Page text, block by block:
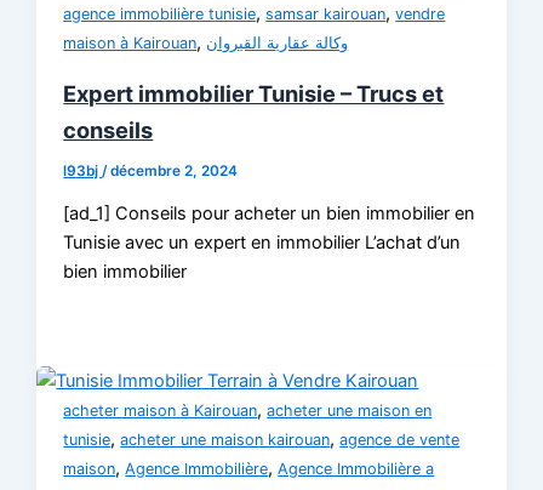
agence immobilière tunisie,samsar kairouan,vendre
maison à Kairouan, وكالة عقارية القيروان
Expert immobilier Tunisie – Trucs et
conseils
l93bj /décembre 2, 2024
[ad_1] Conseils pour acheter un bien immobilier en
Tunisie avec un expert en immobilier L’achat d’un
bien immobilier
acheter maison à Kairouan,acheter une maison en
tunisie,acheter une maison kairouan,agence de vente
maison,Agence Immobilière,Agence Immobilière a